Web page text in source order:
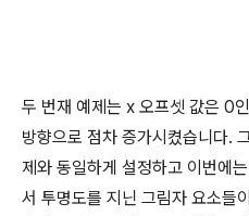
두 번재 예제는 x 오프셋 값은 0
방향으로 점차 증가시켰습니다.
제와 동일하게 설정하고 이번에는
서 투명도를 지닌 그림자 요소들